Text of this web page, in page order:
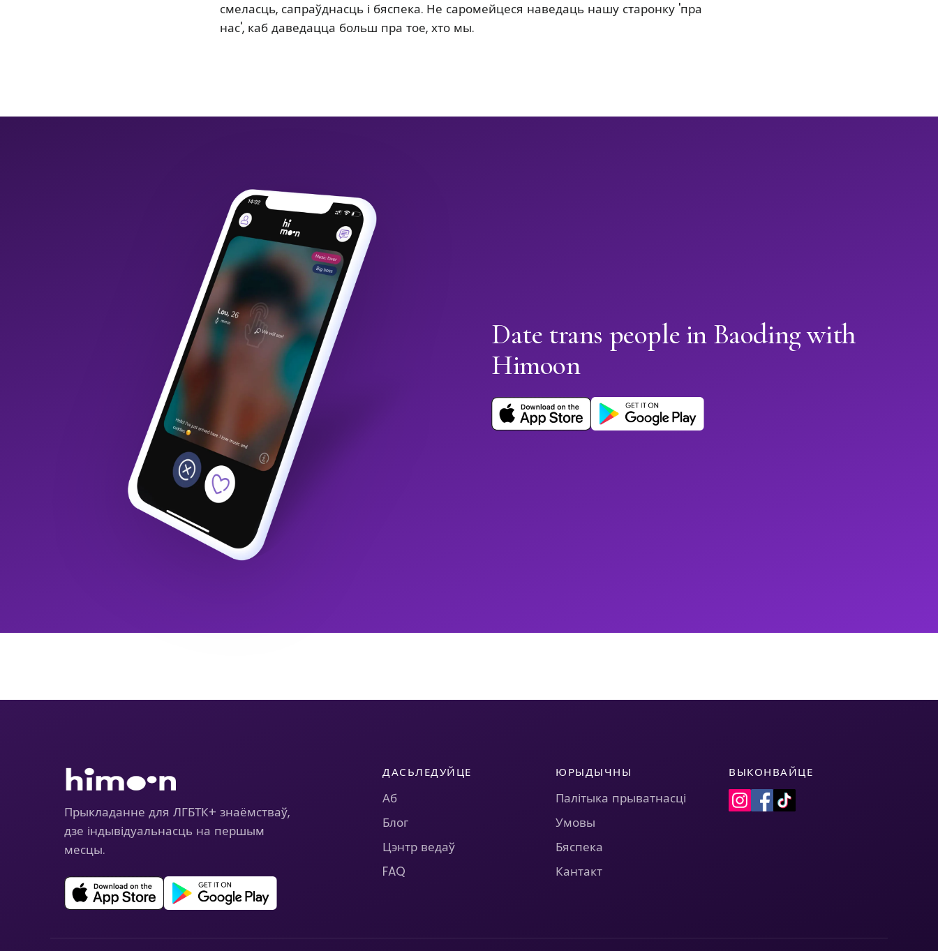
смеласць, сапраўднасць і бяспека. Не саромейцеся наведаць нашу старонку 'пра
нас', каб даведацца больш пра тое, хто мы.
Date trans people in Baoding with
Himoon
Прыкладанне для ЛГБТК+ знаёмстваў,
дзе індывідуальнасць на першым
месцы.
ДАСЬЛЕДУЙЦЕ
Аб
Блог
Цэнтр ведаў
FAQ
ЮРЫДЫЧНЫ
Палітыка прыватнасці
Умовы
Бяспека
Кантакт
ВЫКОНВАЙЦЕ